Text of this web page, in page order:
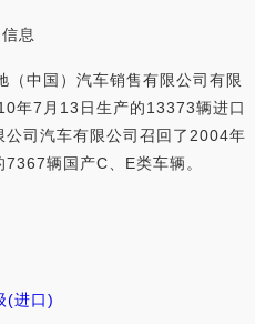
息
中国）汽车销售有限公司有限
年7月13日生产的13373辆进口
司汽车有限公司召回了2004年
辆国产C、E类车辆。
(进口)